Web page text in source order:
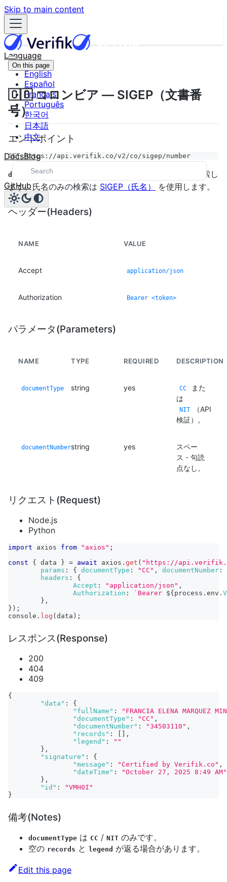
Skip to main content
Language
English
Español
Français
Português
한국어
日本語
中文
DocsBlog
GitHub
On this page
🇨🇴 コロンビア — SIGEP（文書番
号）
エンドポイント
GET https://api.verifik.co/v2/co/sigep/number
documentType
でディレクトリを検索し
ます。氏名のみの検索は SIGEP（氏名） を使用します。
ヘッダー(Headers)
NAME VALUE
Accept application/json
Authorization Bearer <token>
パラメータ(Parameters)
NAME TYPE REQUIRED DESCRIPTION
documentType string yes CC
また
は
NIT
（API
検証）。
documentNumberstring yes
スペー
ス・句読
点なし。
リクエスト(Request)
Node.js
Python
import axios from "axios" ;
const
{ data } = await axios . get ( "https://
params : { documentType : "CC" , documentNumber :
headers :
{
Accept : "application/json" ,
Authorization : ` Bearer ${ process . env .
} ,
} ) ;
console . log ( data ) ;
レスポンス(Response)
200
404
409
{
"data" :
{
"fullName" :
"FRANCIA ELENA MARQUEZ
"documentType" : "CC" ,
"documentNumber" : "34503110" ,
"records" :
,
"legend" :
""
} ,
"signature" :
{
"message" : "Certified by Verifik.co" ,
"dateTime" :
"October 27, 2025 8:49 AM"
} ,
"id" :
"VMH0I"
}
備考(Notes)
documentType は CC / NIT のみです。
空の records と legend が返る場合があります。
Edit this page